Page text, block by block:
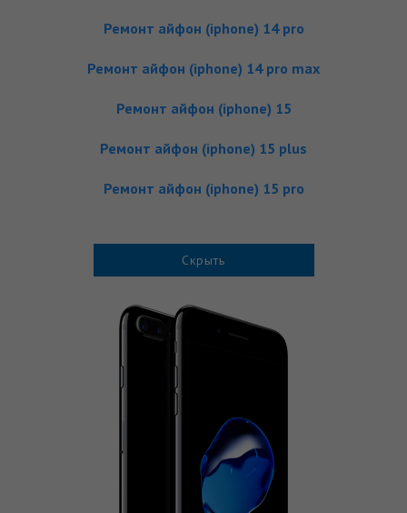
Ремонт айфон (iphone) 14 pro
Ремонт айфон (iphone) 14 pro max
Ремонт айфон (iphone) 15
Ремонт айфон (iphone) 15 plus
Ремонт айфон (iphone) 15 pro
Скрыть